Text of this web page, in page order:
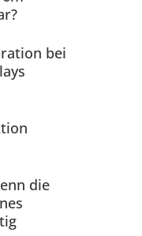
bei
die